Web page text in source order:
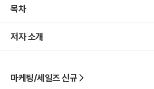
칭학으로서 면모를 세우기 위한 작업을 한 번 더
독자들은 이 책을 탐독함으로 본인이 관심을 가
목차
저자 소개
마케팅/세일즈 신규